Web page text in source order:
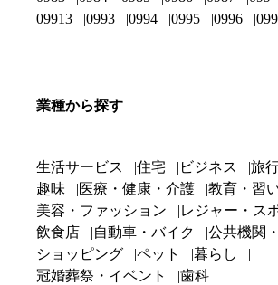
09913
0993 0994 0995 0996
業種から探す
生活サービス 住宅 ビジネス
旅
趣味
医療・健康・介護
教育・習
美容・ファッション
レジャー・ス
飲食店
自動車・バイク
公共機関
ショッピング
ペット
暮らし
冠婚葬祭・イベント
歯科